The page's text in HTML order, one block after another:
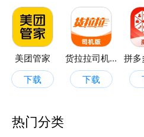
★我们API对所有用户开放
接入，实现系统自动化
★我们合同价为2元/份，市
降低成本，提升企业竞争力
★我们合同套餐不限有效期
止
大化
★模板数量无限制，满足多
美团管家
下载
货拉拉司机版
下载
热门分类